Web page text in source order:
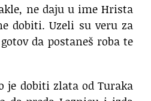
ne daju u ime Hrista
dobiti. Uzeli su veru za
da postaneš roba te
je dobiti zlata od Turaka